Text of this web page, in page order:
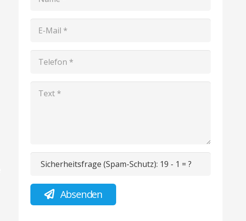
Sicherheitsfrage (Spam-Schutz): 19 - 1 = ?
Absenden